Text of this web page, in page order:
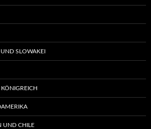
SLOWAKEI
UND CHILE